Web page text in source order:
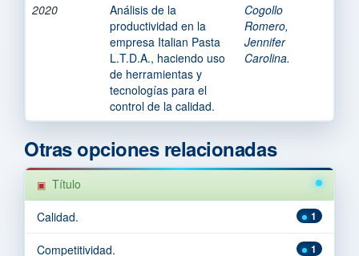
2020
Análisis de la
productividad en la
empresa Italian Pasta
L.T.D.A., haciendo uso
de herramientas y
tecnologías para el
control de la calidad.
Cogollo
Romero,
Jennifer
Carolina.
Otras opciones relacionadas
Título
1
Calidad.
1
Competitividad.